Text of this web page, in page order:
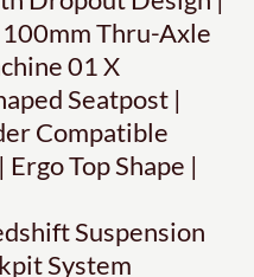
Thru-Axle
01 X
Seatpost |
Compatible
Top Shape |
Suspension
System